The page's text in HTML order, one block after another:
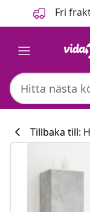
FöregåendeFri
Tillbaka till: